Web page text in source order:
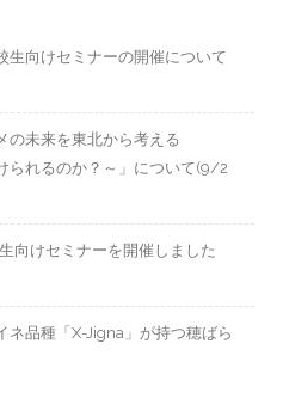
生向けセミナーの開催について
の未来を東北から考える
られるのか？～」について(9/2
向けセミナーを開催しました
ネ品種「X-Jigna」が持つ穂ばら